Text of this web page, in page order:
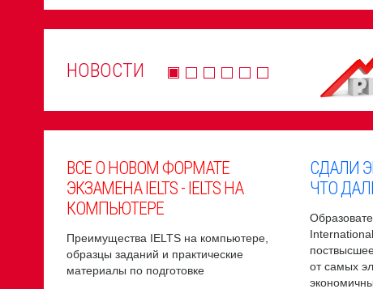
НОВОСТИ
ВСЕ О НОВОМ ФОРМАТЕ
ЭКЗАМЕНА IELTS - IELTS НА
КОМПЬЮТЕРЕ
Преимущества IELTS на компьютере,
образцы заданий и практические
материалы по подготовке
СДАЛИ
ЧТО
от самых